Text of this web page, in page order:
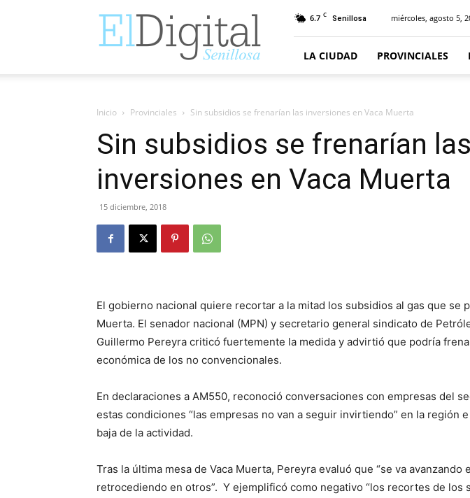
6.7 C Senillosa miércoles, agosto 5,
LA CIUDAD PROVINCIALES
Inicio Provinciales Sin subsidios se frenarían las inversiones en Vaca Muerta
Sin subsidios se frenarían las
inversiones en Vaca Muerta
15 diciembre, 2018
El gobierno nacional quiere recortar a la mitad los subsidios al gas que se
Muerta. El senador nacional (MPN) y secretario general sindicato de
Guillermo Pereyra criticó fuertemente la medida y advirtió que podría
económica de los no convencionales.
En declaraciones a AM550, reconoció conversaciones con empresas del
estas condiciones “las empresas no van a seguir invirtiendo” en la región
baja de la actividad.
Tras la última mesa de Vaca Muerta, Pereyra evaluó que “se va avanzando
retrocediendo en otros”. Y ejemplificó como negativo “los recortes de los